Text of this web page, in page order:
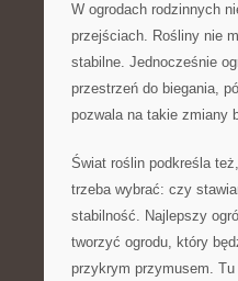
W ogrodach rodzinnych
przejściach. Rośliny nie
stabilne. Jednocześnie
przestrzeń do biegania,
pozwala na takie zmiany
Świat roślin podkreśla
trzeba wybrać: czy
stabilność. Najlepszy
tworzyć ogrodu, który
przykrym przymusem.